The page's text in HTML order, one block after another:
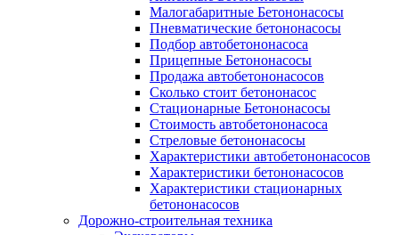
Малогабаритные Бетононасосы
Пневматические бетононасосы
Подбор автобетононасоса
Прицепные Бетононасосы
Продажа автобетононасосов
Сколько стоит бетононасос
Стационарные Бетононасосы
Стоимость автобетононасоса
Стреловые бетононасосы
Характеристики автобетононасосов
Характеристики бетононасосов
Характеристики стационарных
бетононасосов
Дорожно-строительная техника